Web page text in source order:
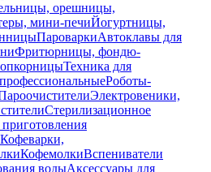
орешницы,
мини-печиЙогуртницы,
ПароваркиАвтоклавы для
Фритюрницы, фондю-
Техника для
Роботы-
Электровеники,
Стерилизационное
Кофеварки,
КофемолкиВспениватели
водыАксессуары для